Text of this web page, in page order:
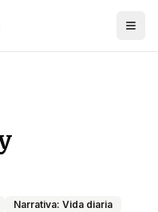
Narrativa: Vida diaria